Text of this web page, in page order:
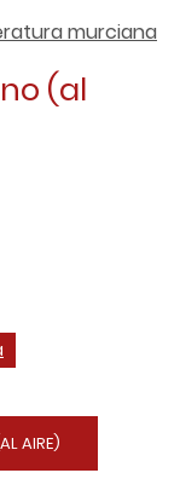
murciana
(al
AIRE)